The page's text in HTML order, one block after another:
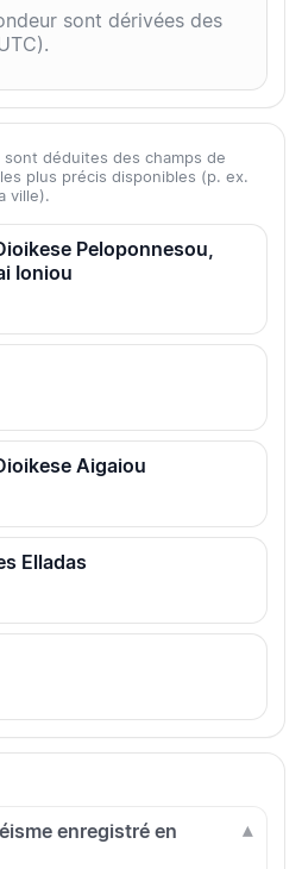
sont dérivées des
sont déduites des champs de
plus précis disponibles (p. ex.
ville).
Peloponnesou,
Ioniou
Aigaiou
Elladas
enregistré en